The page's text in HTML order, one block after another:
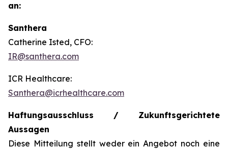
an:
Santhera
Catherine Isted, CFO:
IR@santhera.com
ICR Healthcare:
Santhera@icrhealthcare.com
Haftungsausschluss / Zukunftsgerichtete
Aussagen
Diese Mitteilung stellt weder ein Angebot noch eine